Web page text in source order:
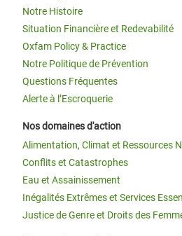
Notre Histoire
Situation Financière et Redevabilité
Oxfam Policy & Practice
Notre Politique de Prévention
Questions Fréquentes
Alerte à l’Escroquerie
Nos domaines d'action
Alimentation, Climat et Ressources
Conflits et Catastrophes
Eau et Assainissement
Inégalités Extrêmes et Services
Justice de Genre et Droits des